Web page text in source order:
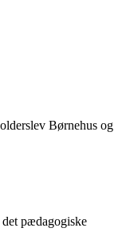
Børnehus og
pædagogiske